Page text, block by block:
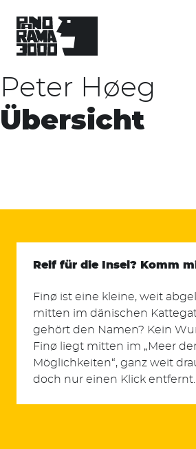
content
Peter Høeg
Übersicht
Reif für die Insel? Komm
Finø ist eine kleine, weit
mitten im dänischen
gehört den Namen? Kein
Finø liegt mitten im „Meer
Möglichkeiten“, ganz weit
doch nur einen Klick entfernt.